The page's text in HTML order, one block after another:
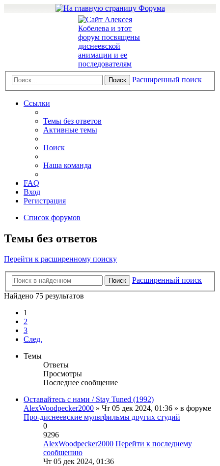
Поиск Расширенный поиск
Ссылки
Темы без ответов
Активные темы
Поиск
Наша команда
FAQ
Вход
Регистрация
Список форумов
Темы без ответов
Перейти к расширенному поиску
Поиск
Расширенный поиск
Найдено 75 результатов
1
2
3
След.
Темы
Ответы
Просмотры
Последнее сообщение
Оставайтесь с нами / Stay Tuned (1992)
AlexWoodpecker2000 » Чт 05 дек 2024, 01:36 » в форуме
Про-диснеевские мультфильмы других студий
0
9296
AlexWoodpecker2000 Перейти к последнему
сообщению
Чт 05 дек 2024, 01:36